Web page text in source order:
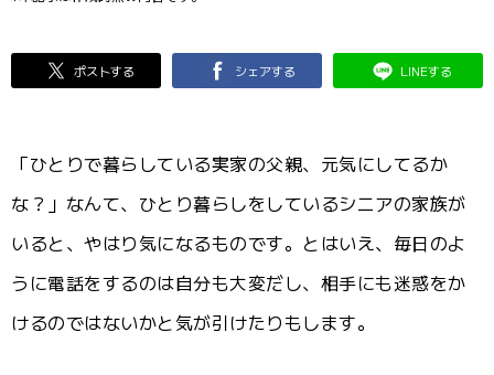
ポストする シェアする LINEする
「ひとりで暮らしている実家の父親、元気にしてるか
な？」なんて、ひとり暮らしをしているシニアの家族が
いると、やはり気になるものです。とはいえ、毎日のよ
うに電話をするのは自分も大変だし、相手にも迷惑をか
けるのではないかと気が引けたりもします。